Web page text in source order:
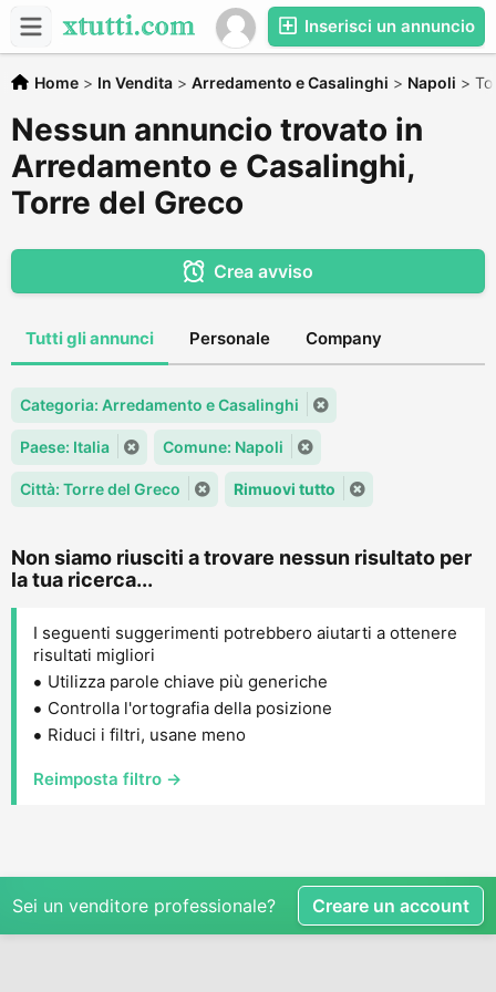
Inserisci un annuncio
Home > In Vendita > Arredamento e Casalinghi > Napoli >
Nessun annuncio trovato in
Arredamento e Casalinghi,
Torre del Greco
Crea avviso
Tutti gli annunci Personale Company
Categoria: Arredamento e Casalinghi
Paese: Italia Comune: Napoli
Città: Torre del Greco Rimuovi tutto
Non siamo riusciti a trovare nessun risultato per
la tua ricerca...
I seguenti suggerimenti potrebbero aiutarti a ottenere
risultati migliori
Utilizza parole chiave più generiche
Controlla l'ortografia della posizione
Riduci i filtri, usane meno
Reimposta filtro →
Sei un venditore professionale? Creare un account